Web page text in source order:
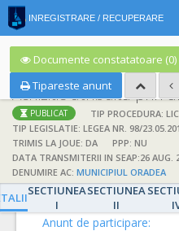
INREGISTRARE / RECUPERARE
Documente constatatoare (0)
Tipareste anunt
PUBLICAT
TIP PROCEDURA:
TIP LEGISLATIE: LEGEA NR. 98/
TRIMIS LA JOUE: DA
PPP: NU
DATA TRANSMITERII IN SEAP:26 AUG.
DENUMIRE AC: MUNICIPIUL ORADEA
SECTIUNEA
I
SECTIUNEA
II
DETALII
Anunt de participare: